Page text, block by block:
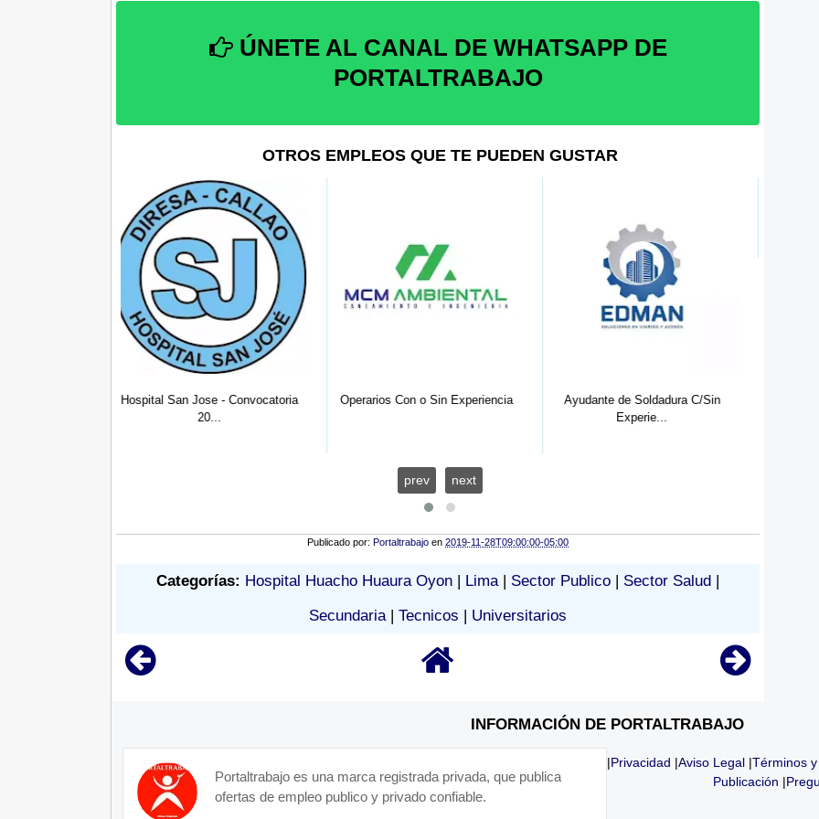
ÚNETE AL CANAL DE WHATSAPP DE
PORTALTRABAJO
OTROS EMPLEOS QUE TE PUEDEN GUSTAR
Operarios Con o Sin Experiencia
Ayudante de Soldadura C/Sin
prev next
Publicado por: Portaltrabajo en 2019-11-28T09:00:00-05:00
Categorías: Hospital Huacho Huaura Oyon | Lima | Sector Publico | Sector Salud |
Secundaria | Tecnicos | Universitarios
INFORMACIÓN DE PORTALTRABAJO
Portaltrabajo es una marca registrada privada, que publica
ofertas de empleo publico y privado confiable.
|Privacidad |Aviso Legal |Términos
Publicación |